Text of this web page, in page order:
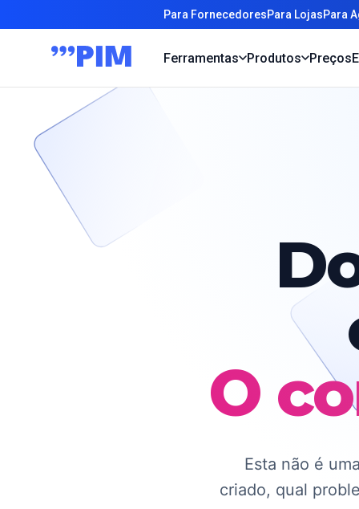
Para FornecedoresPara LojasPara
Ferramentas Produtos Preços
O
Esta não é
criado, qual